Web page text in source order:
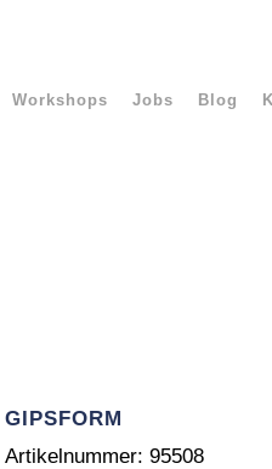
Workshops Jobs Blog
GIPSFORM
Artikelnummer: 95508